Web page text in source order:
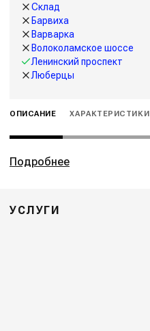
Склад
Барвиха
Варварка
Волоколамское шоссе
Ленинский проспект
Люберцы
ОПИСАНИЕ ХАРАКТЕРИСТИКИ
Подробнее
УСЛУГИ